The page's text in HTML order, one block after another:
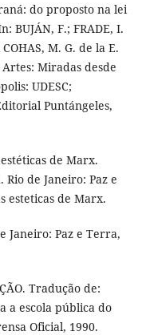
do proposto na lei
BUJÁN, F.; FRADE, I.
M. G. de la E.
Miradas desde
UDESC;
Puntángeles,
de Marx.
Rio de Janeiro: Paz e
esteticas de Marx.
Janeiro: Paz e Terra,
Tradução de:
a escola pública do
Oficial, 1990.